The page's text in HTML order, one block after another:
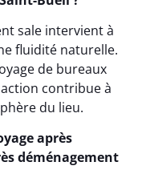
sale intervient à
fluidité naturelle.
de bureaux
contribue à
du lieu.
après
déménagement